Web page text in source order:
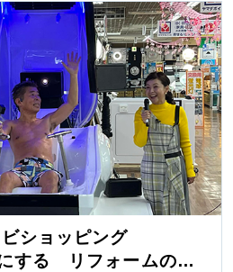
ショッピング
する リフォームの